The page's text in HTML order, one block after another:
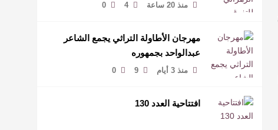
منذ 20 ساعة 4
0
مهرجان الأطاولة التراثي يجمع الشاعر
عبدالواحد بجمهوره
منذ 3 أيام 9
0
افتتاحية العدد 130